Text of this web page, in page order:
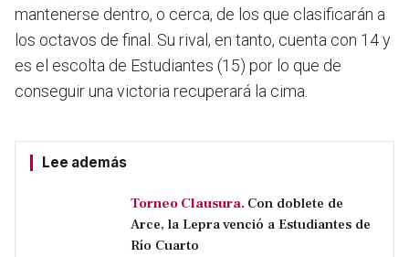
mantenerse dentro, o cerca, de los que clasificarán a
los octavos de final. Su rival, en tanto, cuenta con 14 y
es el escolta de Estudiantes (15) por lo que de
conseguir una victoria recuperará la cima.
Lee además
Torneo Clausura. Con doblete de
Arce, la Lepra venció a Estudiantes de
Río Cuarto